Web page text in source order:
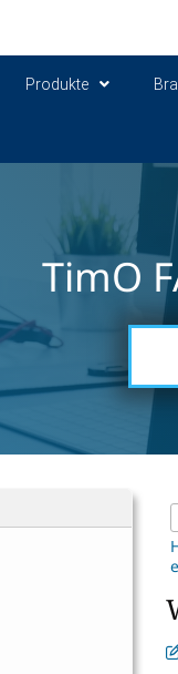
Produkte
TimO